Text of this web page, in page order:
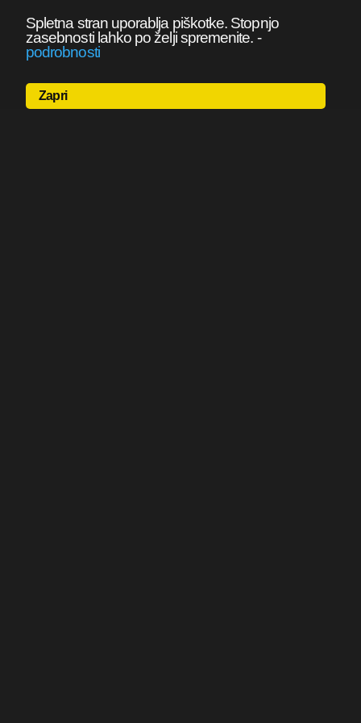
Spletna stran uporablja piškotke. Stopnjo
zasebnosti lahko po želji spremenite. -
podrobnosti
Zapri